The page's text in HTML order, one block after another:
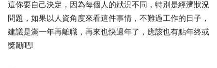
這你要自己決定，因為每個人的狀況不同，特別是經濟狀況
問題，如果以人資角度來看這件事情，不難過工作的日子，
建議是滿一年再離職，再來也快過年了，應該也有點年終或
獎勵吧!